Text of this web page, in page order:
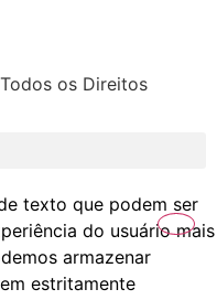
os Direitos
texto que podem ser
do usuário mais
armazenar
estritamente